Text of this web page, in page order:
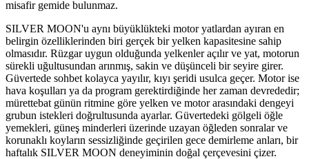
misafir gemide bulunmaz.
SILVER MOON'u aynı büyüklükteki motor yatlardan ayıran en
belirgin özelliklerinden biri gerçek bir yelken kapasitesine sahip
olmasıdır. Rüzgar uygun olduğunda yelkenler açılır ve yat, motorun
sürekli uğultusundan arınmış, sakin ve düşünceli bir seyire girer.
Güvertede sohbet kolayca yayılır, kıyı şeridi usulca geçer. Motor ise
hava koşulları ya da program gerektirdiğinde her zaman devrededir;
mürettebat günün ritmine göre yelken ve motor arasındaki dengeyi
grubun istekleri doğrultusunda ayarlar. Güvertedeki gölgeli öğle
yemekleri, güneş minderleri üzerinde uzayan öğleden sonralar ve
korunaklı koyların sessizliğinde geçirilen gece demirleme anları, bir
haftalık SILVER MOON deneyiminin doğal çerçevesini çizer.